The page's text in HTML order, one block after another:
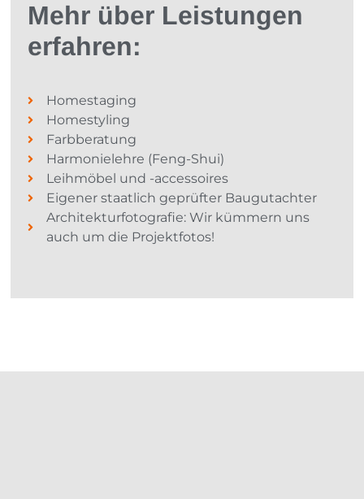
Mehr über Leistungen
erfahren:
Homestaging
Homestyling
Farbberatung
Harmonielehre (Feng-Shui)
Leihmöbel und -accessoires
Eigener staatlich geprüfter Baugutachter
Architekturfotografie: Wir kümmern uns
auch um die Projektfotos!